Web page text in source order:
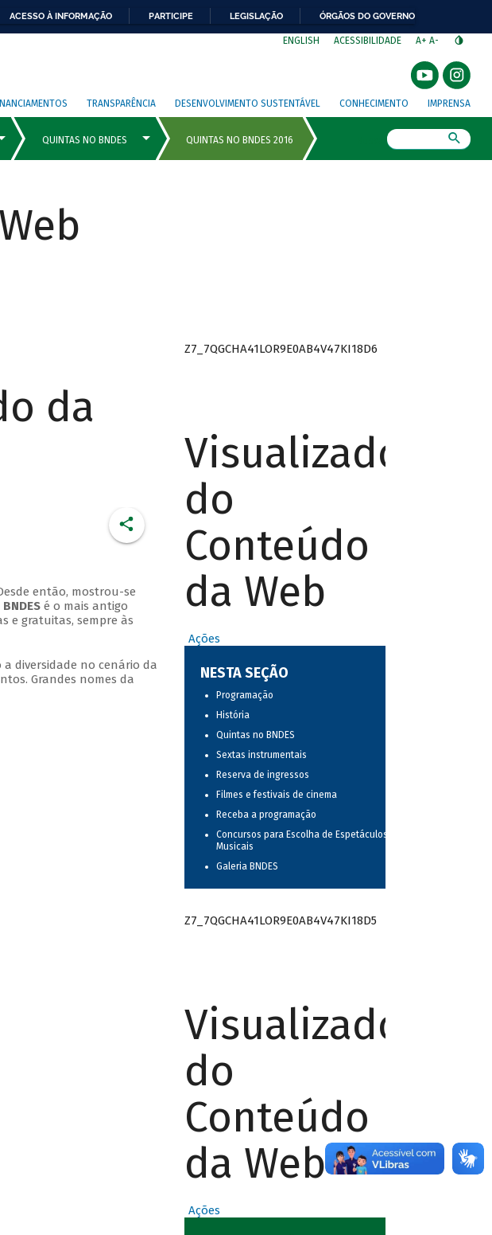
ACESSO À INFORMAÇÃO PARTICIPE LEGISLAÇÃO ÓRGÃOS DO GOVERNO
ENGLISH ACESSIBILIDADE A+ A-
TRANSPARÊNCIA DESENVOLVIMENTO SUSTENTÁVEL CONHECIMENTO IMPRENSA
da
então, mostrou-se
é o mais antigo
e gratuitas, sempre às
diversidade no cenário da
Grandes nomes da
Z7_7QGCHA41LOR9E0AB4V47KI18D6
Visualizador
do
Conteúdo
da Web
Ações
NESTA SEÇÃO
Programação
História
Quintas no BNDES
Sextas instrumentais
Reserva de ingressos
Filmes e festivais de cinema
Receba a programação
Concursos para Escolha de Espetáculos
Musicais
Galeria BNDES
Z7_7QGCHA41LOR9E0AB4V47KI18D5
Visualizador
do
Conteúdo
da Web
Ações